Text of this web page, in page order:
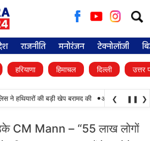
for:
राजनीति मनोरंजन टेक्नोलॉजी
हरियाणा हिमाचल दिल्ली उत्तर
हथियारों की बड़ी खेप बरामद की • अमन अरोड़ा ने
❮ ❚❚ ❯
CM Mann – “55 लाख लोगों